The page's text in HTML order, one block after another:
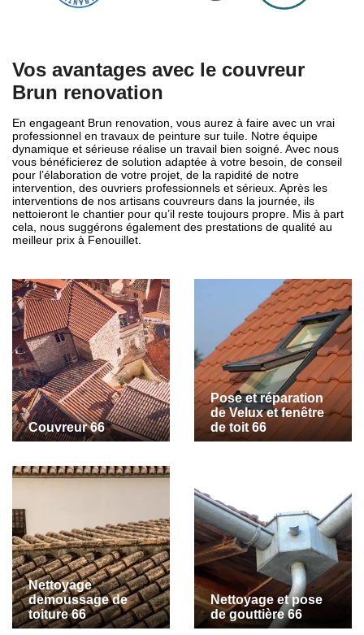
Vos avantages avec le couvreur
Brun renovation
En engageant Brun renovation, vous aurez à faire avec un vrai
professionnel en travaux de peinture sur tuile. Notre équipe
dynamique et sérieuse réalise un travail bien soigné. Avec nous
vous bénéficierez de solution adaptée à votre besoin, de conseil
pour l’élaboration de votre projet, de la rapidité de notre
intervention, des ouvriers professionnels et sérieux. Après les
interventions de nos artisans couvreurs dans la journée, ils
nettoieront le chantier pour qu’il reste toujours propre. Mis à part
cela, nous suggérons également des prestations de qualité au
meilleur prix à Fenouillet.
Couvreur 66
Pose et réparation
de Velux et fenêtre
de toit 66
Nettoyage
demoussage de
toiture 66
Nettoyage et pose
de gouttière 66